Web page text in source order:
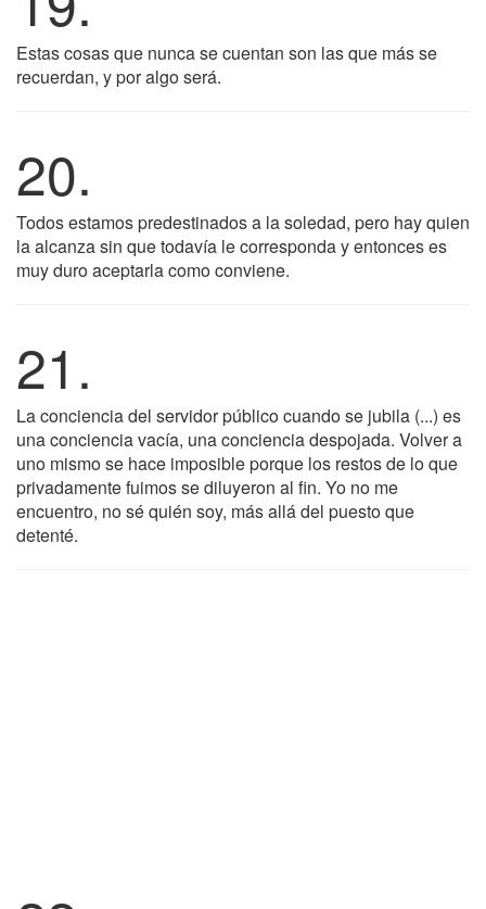
Estas cosas que nunca se cuentan son las que más se
recuerdan, y por algo será.
20.
Todos estamos predestinados a la soledad, pero hay quien
la alcanza sin que todavía le corresponda y entonces es
muy duro aceptarla como conviene.
21.
La conciencia del servidor público cuando se jubila (...) es
una conciencia vacía, una conciencia despojada. Volver a
uno mismo se hace imposible porque los restos de lo que
privadamente fuimos se diluyeron al fin. Yo no me
encuentro, no sé quién soy, más allá del puesto que
detenté.